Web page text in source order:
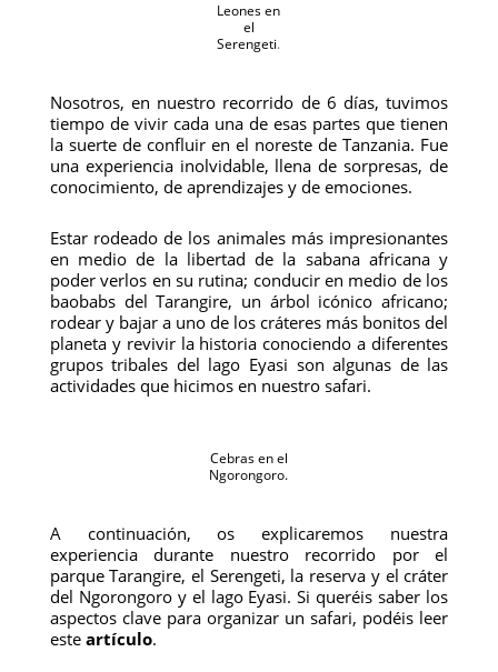
Leones en
el
Serengeti.
Nosotros, en nuestro recorrido de 6 días, tuvimos
tiempo de vivir cada una de esas partes que tienen
la suerte de confluir en el noreste de Tanzania. Fue
una experiencia inolvidable, llena de sorpresas, de
conocimiento, de aprendizajes y de emociones.
Estar rodeado de los animales más impresionantes
en medio de la libertad de la sabana africana y
poder verlos en su rutina; conducir en medio de los
baobabs del Tarangire, un árbol icónico africano;
rodear y bajar a uno de los cráteres más bonitos del
planeta y revivir la historia conociendo a diferentes
grupos tribales del lago Eyasi son algunas de las
actividades que hicimos en nuestro safari.
Cebras en el
Ngorongoro.
A continuación, os explicaremos nuestra
experiencia durante nuestro recorrido por el
parque Tarangire, el Serengeti, la reserva y el cráter
del Ngorongoro y el lago Eyasi. Si queréis saber los
aspectos clave para organizar un safari, podéis leer
este artículo.